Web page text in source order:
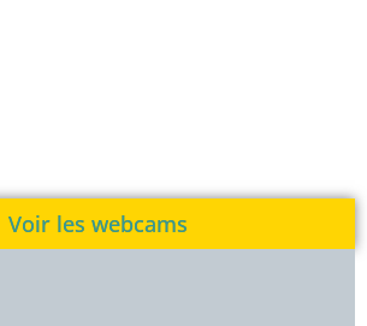
Voir les webcams